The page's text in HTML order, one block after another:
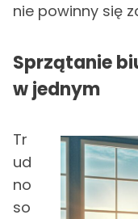
nie powinny się
Sprzątanie
w jednym
Tr
ud
no
so